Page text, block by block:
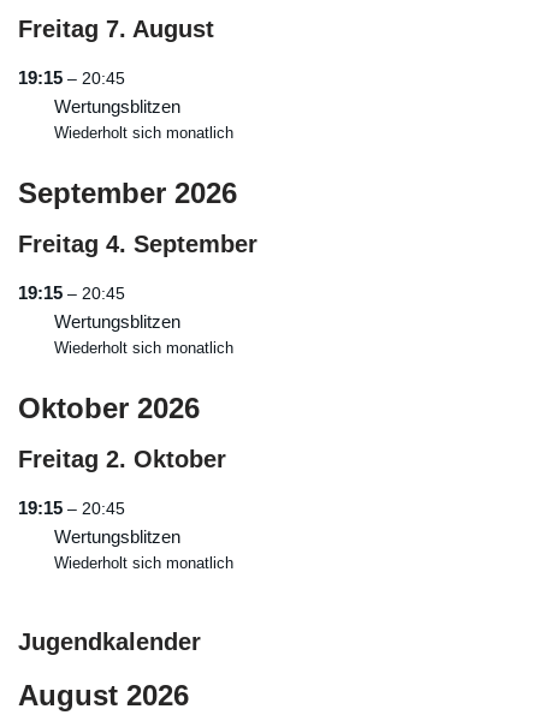
Freitag 7. August
19:15 – 20:45
Wertungsblitzen
Wiederholt sich monatlich
September 2026
Freitag 4. September
19:15 – 20:45
Wertungsblitzen
Wiederholt sich monatlich
Oktober 2026
Freitag 2. Oktober
19:15 – 20:45
Wertungsblitzen
Wiederholt sich monatlich
Jugendkalender
August 2026